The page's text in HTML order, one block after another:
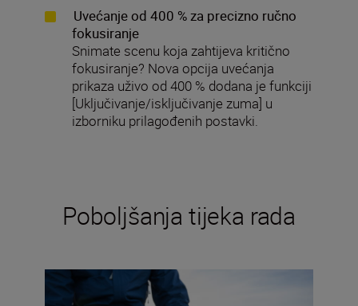
Uvećanje od 400 % za precizno ručno
fokusiranje
Snimate scenu koja zahtijeva kritično
fokusiranje? Nova opcija uvećanja
prikaza uživo od 400 % dodana je funkciji
[Uključivanje/isključivanje zuma] u
izborniku prilagođenih postavki.
Poboljšanja tijeka rada